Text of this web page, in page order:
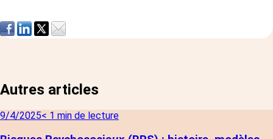
Autres articles
9/4/2025< 1 min de lecture